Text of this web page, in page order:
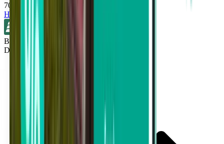
703 Kč
Hledat
Bez přestupů
Detroit DTW